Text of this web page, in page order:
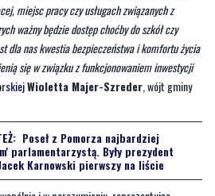
się w związku z funkcjonowaniem inwestycji
Wioletta Majer-Szreder, wójt gminy
Poseł z Pomorza najbardziej
parlamentarzystą. Były prezydent
i w porozumieniu, reprezentując
z inwestorem, wykonawcami oraz podmiotami
proces inwestycyjny.